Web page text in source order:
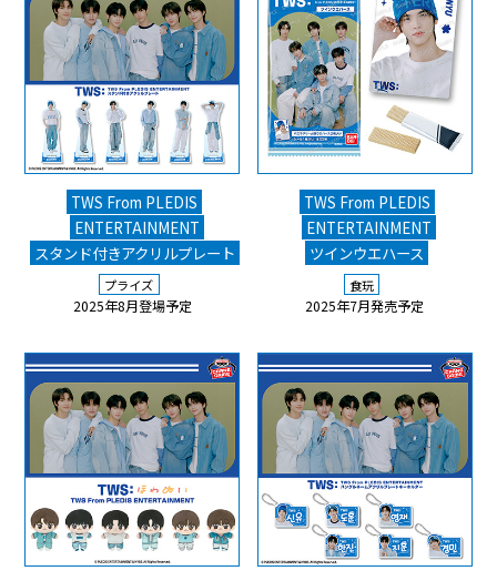
TWS From PLEDIS
ENTERTAINMENT
スタンド付きアクリルプレート
プライズ
2025年8月登場予定
TWS From PLEDIS
ENTERTAINMENT
ツインウエハース
食玩
2025年7月発売予定